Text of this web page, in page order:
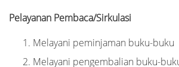
Pelayanan Pembaca/Sirkulasi
Melayani peminjaman buku-buku
Melayani pengembalian buku-